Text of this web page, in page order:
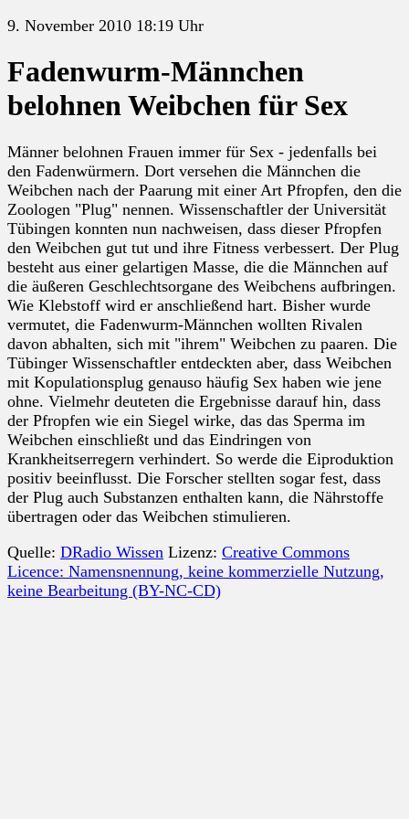
9. November 2010 18:19 Uhr
Fadenwurm-Männchen
belohnen Weibchen für Sex
Männer belohnen Frauen immer für Sex - jedenfalls bei
den Fadenwürmern. Dort versehen die Männchen die
Weibchen nach der Paarung mit einer Art Pfropfen, den die
Zoologen "Plug" nennen. Wissenschaftler der Universität
Tübingen konnten nun nachweisen, dass dieser Pfropfen
den Weibchen gut tut und ihre Fitness verbessert. Der Plug
besteht aus einer gelartigen Masse, die die Männchen auf
die äußeren Geschlechtsorgane des Weibchens aufbringen.
Wie Klebstoff wird er anschließend hart. Bisher wurde
vermutet, die Fadenwurm-Männchen wollten Rivalen
davon abhalten, sich mit "ihrem" Weibchen zu paaren. Die
Tübinger Wissenschaftler entdeckten aber, dass Weibchen
mit Kopulationsplug genauso häufig Sex haben wie jene
ohne. Vielmehr deuteten die Ergebnisse darauf hin, dass
der Pfropfen wie ein Siegel wirke, das das Sperma im
Weibchen einschließt und das Eindringen von
Krankheitserregern verhindert. So werde die Eiproduktion
positiv beeinflusst. Die Forscher stellten sogar fest, dass
der Plug auch Substanzen enthalten kann, die Nährstoffe
übertragen oder das Weibchen stimulieren.
Quelle: DRadio Wissen Lizenz: Creative Commons
Licence: Namensnennung, keine kommerzielle Nutzung,
keine Bearbeitung (BY-NC-CD)